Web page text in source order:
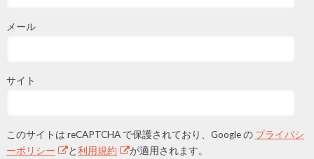
メール
サイト
このサイトは reCAPTCHA で保護されており、Google の プライバシ
ーポリシー
と利用規約 が適用されます。